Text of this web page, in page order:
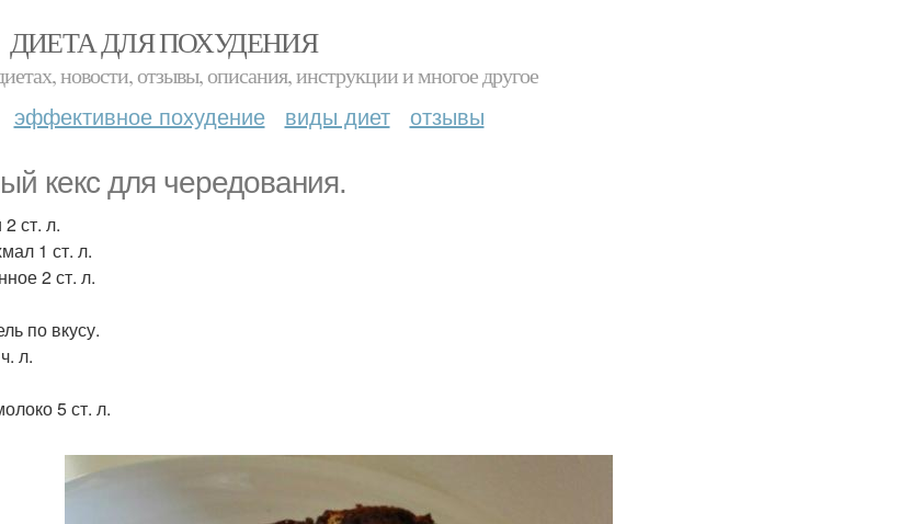
ДИЕТА ДЛЯ ПОХУДЕНИЯ
новости, отзывы, описания, инструкции и многое другое
эффективное похудение виды диет отзывы
кекс для чередования.
ст. л.
1 ст. л.
2 ст. л.
по вкусу.
л.
5 ст. л.